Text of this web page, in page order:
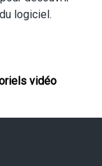
logiciel.
vidéo